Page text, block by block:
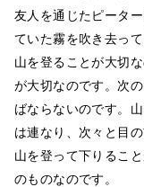
友人を通じたピータ
ていた霧を吹き去って
山を登ることが大切
が大切なのです。次
ばならないのです。
は連なり、次々と目
山を登って下りるこ
のものなのです。